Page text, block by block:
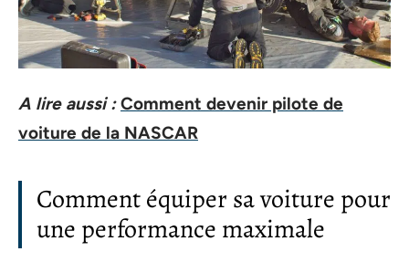
A lire aussi : Comment devenir pilote de
voiture de la NASCAR
Comment équiper sa voiture pour
une performance maximale